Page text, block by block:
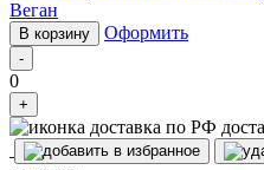
Веган
В корзину Оформить
-
0
+